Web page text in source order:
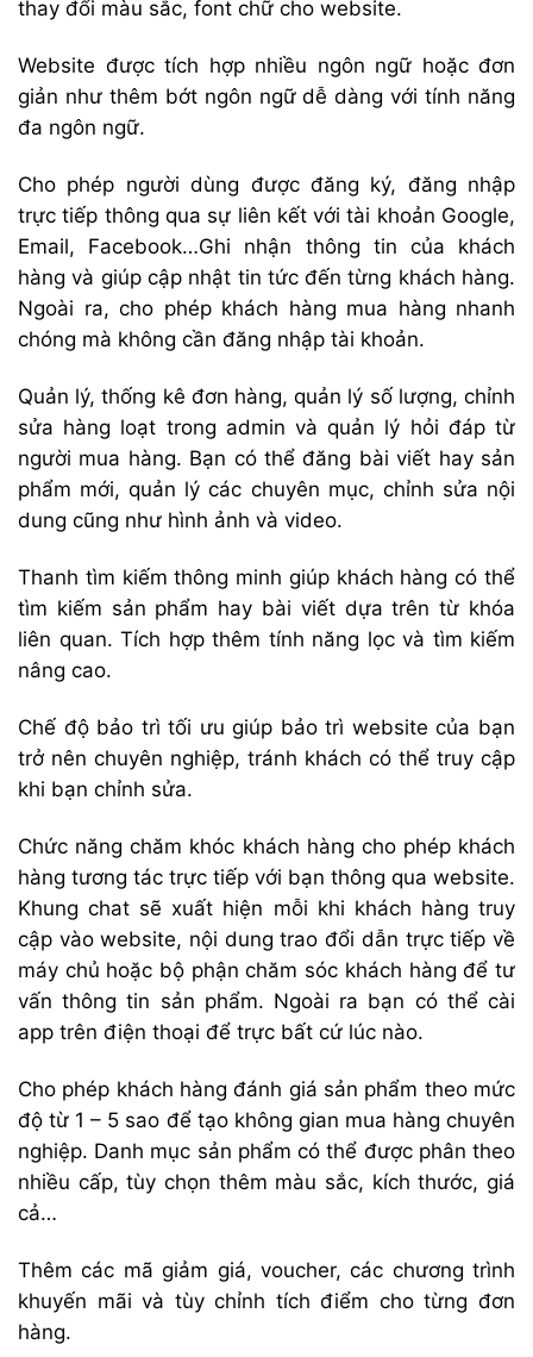
thay đổi màu sắc, font chữ cho website.
Website được tích hợp nhiều ngôn ngữ hoặc đơn
giản như thêm bớt ngôn ngữ dễ dàng với tính năng
đa ngôn ngữ.
Cho phép người dùng được đăng ký, đăng nhập
trực tiếp thông qua sự liên kết với tài khoản Google,
Email, Facebook…Ghi nhận thông tin của khách
hàng và giúp cập nhật tin tức đến từng khách hàng.
Ngoài ra, cho phép khách hàng mua hàng nhanh
chóng mà không cần đăng nhập tài khoản.
Quản lý, thống kê đơn hàng, quản lý số lượng, chỉnh
sửa hàng loạt trong admin và quản lý hỏi đáp từ
người mua hàng. Bạn có thể đăng bài viết hay sản
phẩm mới, quản lý các chuyên mục, chỉnh sửa nội
dung cũng như hình ảnh và video.
Thanh tìm kiếm thông minh giúp khách hàng có thể
tìm kiếm sản phẩm hay bài viết dựa trên từ khóa
liên quan. Tích hợp thêm tính năng lọc và tìm kiếm
nâng cao.
Chế độ bảo trì tối ưu giúp bảo trì website của bạn
trở nên chuyên nghiệp, tránh khách có thể truy cập
khi bạn chỉnh sửa.
Chức năng chăm khóc khách hàng cho phép khách
hàng tương tác trực tiếp với bạn thông qua website.
Khung chat sẽ xuất hiện mỗi khi khách hàng truy
cập vào website, nội dung trao đổi dẫn trực tiếp về
máy chủ hoặc bộ phận chăm sóc khách hàng để tư
vấn thông tin sản phẩm. Ngoài ra bạn có thể cài
app trên điện thoại để trực bất cứ lúc nào.
Cho phép khách hàng đánh giá sản phẩm theo mức
độ từ 1 – 5 sao để tạo không gian mua hàng chuyên
nghiệp. Danh mục sản phẩm có thể được phân theo
nhiều cấp, tùy chọn thêm màu sắc, kích thước, giá
cả…
Thêm các mã giảm giá, voucher, các chương trình
khuyến mãi và tùy chỉnh tích điểm cho từng đơn
hàng.